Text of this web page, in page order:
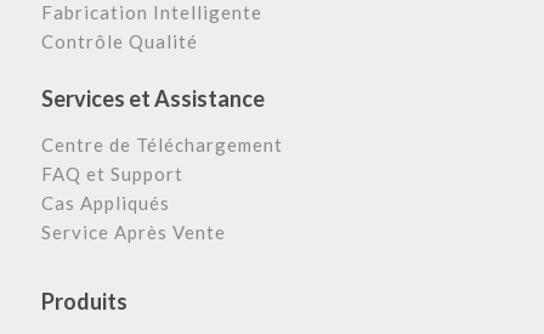
Fabrication Intelligente
Contrôle Qualité
Services et Assistance
Centre de Téléchargement
FAQ et Support
Cas Appliqués
Service Après Vente
Produits